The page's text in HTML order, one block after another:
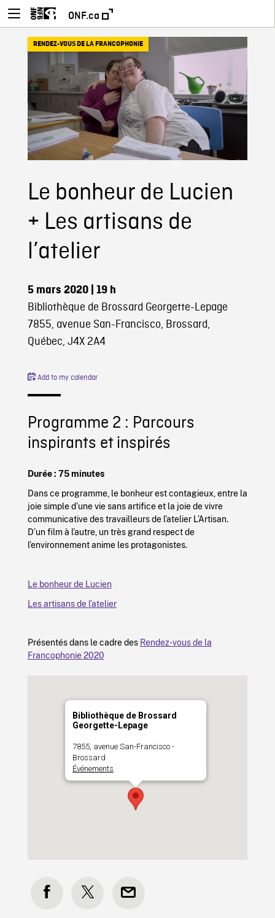
ONF.ca
RENDEZ-VOUS DE LA FRANCOPHONIE
Le bonheur de Lucien
+ Les artisans de
l’atelier
5 mars 2020| 19 h
Bibliothèque de Brossard Georgette-Lepage
7855, avenue San-Francisco, Brossard,
Québec, J4X 2A4
Add to my calendar
Programme 2 : Parcours
inspirants et inspirés
Durée : 75 minutes
Dans ce programme, le bonheur est contagieux, entre la
joie simple d’une vie sans artifice et la joie de vivre
communicative des travailleurs de l’atelier L’Artisan.
D’un film à l’autre, un très grand respect de
l’environnement anime les protagonistes.
Le bonheur de Lucien
Les artisans de l’atelier
Présentés dans le cadre des Rendez-vous de la
Francophonie 2020
Bibliothèque de Brossard
Georgette-Lepage
7855, avenue San-Francisco -
Brossard
Événements